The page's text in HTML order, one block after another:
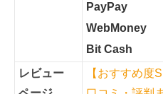
PayPay
WebMoney
Bit Cash
レビュー
【おすすめ度